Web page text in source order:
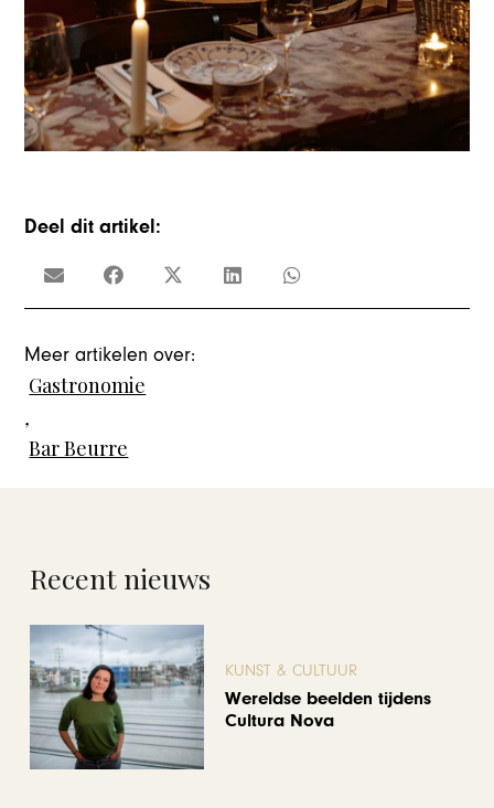
Deel dit artikel:
Meer artikelen over:
Gastronomie
,
Bar Beurre
Recent nieuws
KUNST & CULTUUR
Wereldse beelden tijdens
Cultura Nova